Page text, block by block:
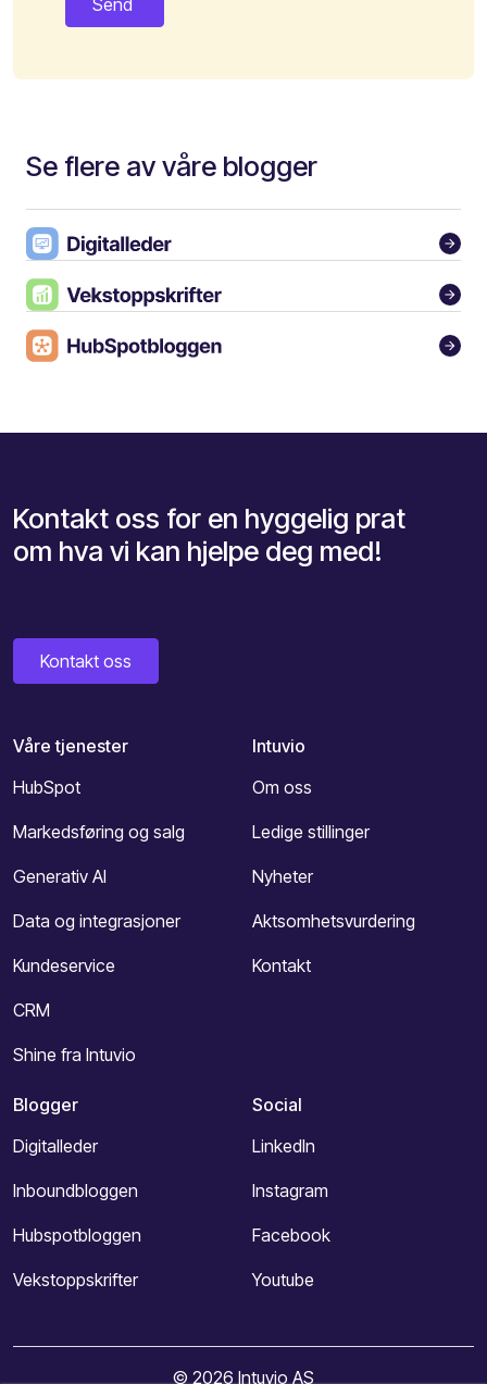
Se flere av våre blogger
Kontakt oss for en hyggelig prat
om hva vi kan hjelpe deg med!
Kontakt oss
Våre tjenester
HubSpot
Markedsføring og salg
Generativ AI
Data og integrasjoner
Kundeservice
CRM
Shine fra Intuvio
Intuvio
Om oss
Ledige stillinger
Nyheter
Aktsomhetsvurdering
Kontakt
Blogger
Digitalleder
Inboundbloggen
Hubspotbloggen
Vekstoppskrifter
Social
LinkedIn
Instagram
Facebook
Youtube
© 2026 Intuvio AS